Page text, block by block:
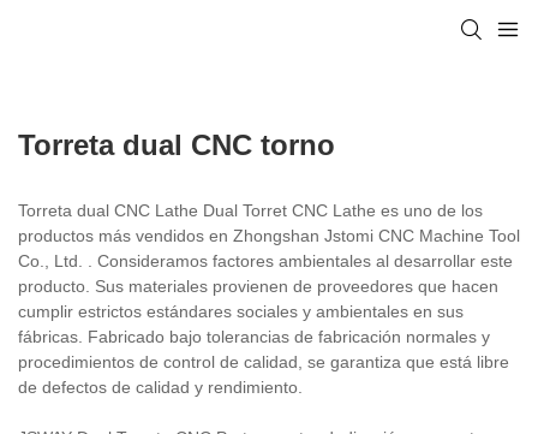
Torreta dual CNC torno
Torreta dual CNC Lathe Dual Torret CNC Lathe es uno de los
productos más vendidos en Zhongshan Jstomi CNC Machine Tool
Co., Ltd. . Consideramos factores ambientales al desarrollar este
producto. Sus materiales provienen de proveedores que hacen
cumplir estrictos estándares sociales y ambientales en sus
fábricas. Fabricado bajo tolerancias de fabricación normales y
procedimientos de control de calidad, se garantiza que está libre
de defectos de calidad y rendimiento.